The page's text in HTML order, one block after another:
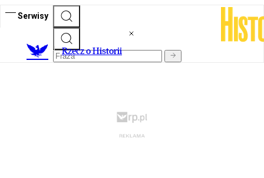
Serwisy
Rzecz o Historii